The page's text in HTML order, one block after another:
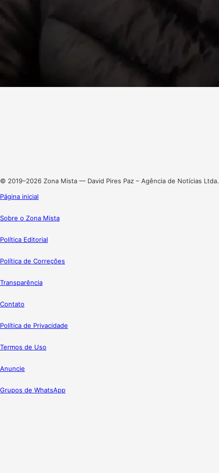
© 2019–2026 Zona Mista — David Pires Paz – Agência de Notícias Ltda.
Página inicial
Sobre o Zona Mista
Política Editorial
Política de Correções
Transparência
Contato
Política de Privacidade
Termos de Uso
Anuncie
Grupos de WhatsApp